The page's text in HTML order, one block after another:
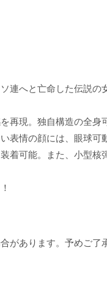
連へと亡命した伝説
再現。独自構造の全
表情の顔には、眼球可
着可能。また、小型核
があります。予めご了